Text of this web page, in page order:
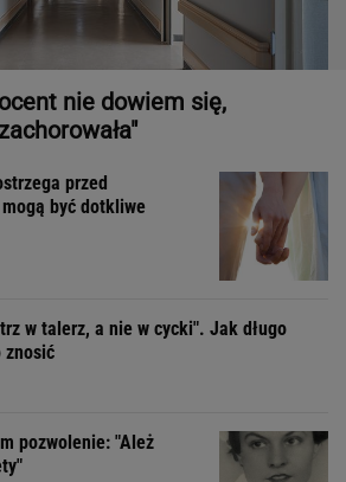
nie dowiem się,
przed
być dotkliwe
w talerz, a nie w cycki". Jak długo
znosić
pozwolenie: "Ależ